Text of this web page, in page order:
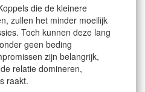
die de kleinere
zullen het minder moeilijk
Toch kunnen deze lang
geen beding
zijn belangrijk,
relatie domineren,
raakt.